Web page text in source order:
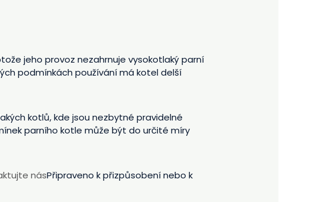
jeho provoz nezahrnuje vysokotlaký parní
podmínkách používání má kotel delší
kotlů, kde jsou nezbytné pravidelné
parního kotle může být do určité míry
násPřipraveno k přizpůsobení nebo k